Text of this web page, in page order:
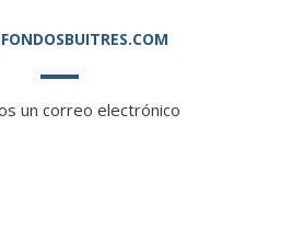
un correo electrónico